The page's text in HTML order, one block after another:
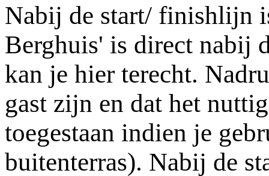
Nabij de start/ finishlijn
Berghuis' is direct nabij
kan je hier terecht.
gast zijn en dat het
toegestaan indien je
buitenterras). Nabij de